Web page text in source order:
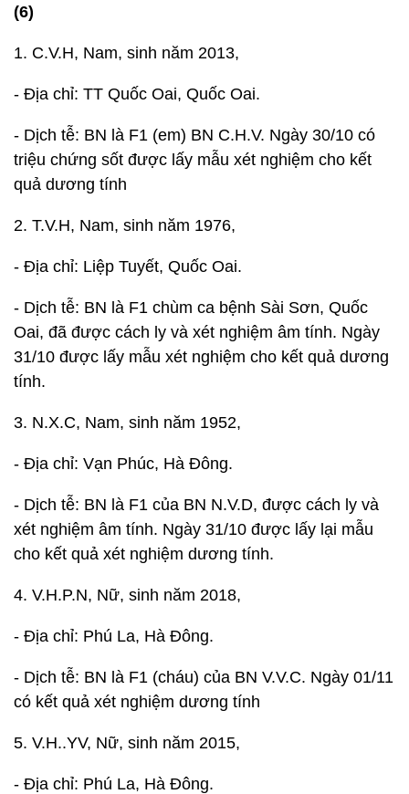
(6)
1. C.V.H, Nam, sinh năm 2013,
- Địa chỉ: TT Quốc Oai, Quốc Oai.
- Dịch tễ: BN là F1 (em) BN C.H.V. Ngày 30/10 có
triệu chứng sốt được lấy mẫu xét nghiệm cho kết
quả dương tính
2. T.V.H, Nam, sinh năm 1976,
- Địa chỉ: Liệp Tuyết, Quốc Oai.
- Dịch tễ: BN là F1 chùm ca bệnh Sài Sơn, Quốc
Oai, đã được cách ly và xét nghiệm âm tính. Ngày
31/10 được lấy mẫu xét nghiệm cho kết quả dương
tính.
3. N.X.C, Nam, sinh năm 1952,
- Địa chỉ: Vạn Phúc, Hà Đông.
- Dịch tễ: BN là F1 của BN N.V.D, được cách ly và
xét nghiệm âm tính. Ngày 31/10 được lấy lại mẫu
cho kết quả xét nghiệm dương tính.
4. V.H.P.N, Nữ, sinh năm 2018,
- Địa chỉ: Phú La, Hà Đông.
- Dịch tễ: BN là F1 (cháu) của BN V.V.C. Ngày 01/11
có kết quả xét nghiệm dương tính
5. V.H..YV, Nữ, sinh năm 2015,
- Địa chỉ: Phú La, Hà Đông.